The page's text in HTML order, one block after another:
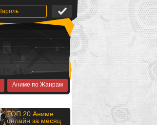
Аниме по Жанрам
ТОП 20 Аниме
онлайн за месяц